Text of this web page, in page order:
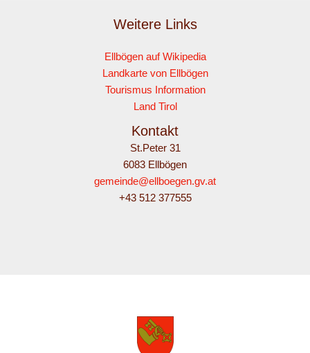
Weitere Links
Ellbögen auf Wikipedia
Landkarte von Ellbögen
Tourismus Information
Land Tirol
Kontakt
St.Peter 31
6083 Ellbögen
gemeinde@ellboegen.gv.at
+43 512 377555